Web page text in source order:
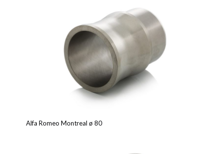
Alfa Romeo Montreal ø 80